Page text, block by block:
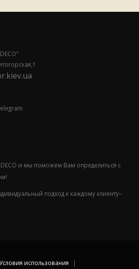
и мы поможем Вам определиться с
подход к каждому клиенту–
использования
|